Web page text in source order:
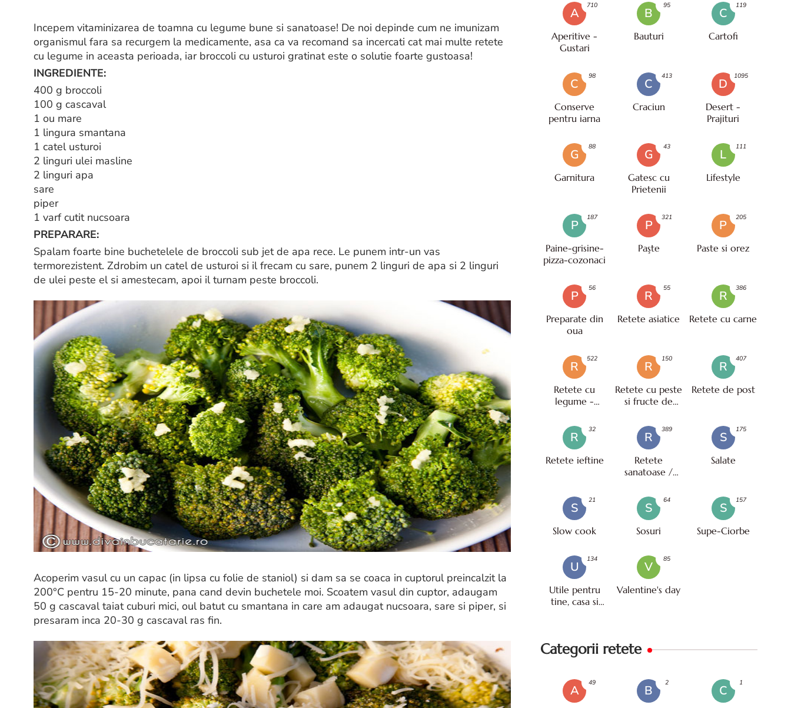
Incepem vitaminizarea de toamna cu legume bune si sanatoase! De noi depinde cum ne imunizam
organismul fara sa recurgem la medicamente, asa ca va recomand sa incercati cat mai multe retete
cu legume in aceasta perioada, iar broccoli cu usturoi gratinat este o solutie foarte gustoasa!
INGREDIENTE:
400 g broccoli
100 g cascaval
1 ou mare
1 lingura smantana
1 catel usturoi
2 linguri ulei masline
2 linguri apa
sare
piper
1 varf cutit nucsoara
PREPARARE:
Spalam foarte bine buchetelele de broccoli sub jet de apa rece. Le punem intr-un vas
termorezistent. Zdrobim un catel de usturoi si il frecam cu sare, punem 2 linguri de apa si 2 linguri
de ulei peste el si amestecam, apoi il turnam peste broccoli.
Acoperim vasul cu un capac (in lipsa cu folie de staniol) si dam sa se coaca in cuptorul preincalzit la
200°C pentru 15-20 minute, pana cand devin buchetele moi. Scoatem vasul din cuptor, adaugam
50 g cascaval taiat cuburi mici, oul batut cu smantana in care am adaugat nucsoara, sare si piper, si
presaram inca 20-30 g cascaval ras fin.
A
Aperitive -
Gustari
710
B
Bauturi
95
C
Cartofi
119
C
Conserve
pentru iarna
98
C
Craciun
413
D
Desert -
Prajituri
1095
G
Garnitura
88
G
Gatesc cu
Prietenii
43
L
Lifestyle
111
P
Paine-grisine-
pizza-cozonaci
187
P
Paşte
321
P
Paste si orez
205
P
Preparate din
oua
56
R
Retete asiatice
55
R
Retete cu carne
386
R
Retete cu
legume -
522
R
Retete cu peste
si fructe de
150
R
Retete de post
407
R
Retete ieftine
32
R
Retete
sanatoase /
389
S
Salate
175
S
Slow cook
21
S
Sosuri
64
S
Supe-Ciorbe
157
U
Utile pentru
tine, casa si
134
V
Valentine's day
85
Categorii retete
A
49
B
2
C
1